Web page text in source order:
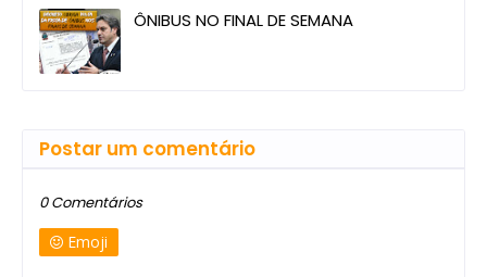
ÔNIBUS NO FINAL DE SEMANA
Postar um comentário
0 Comentários
Emoji